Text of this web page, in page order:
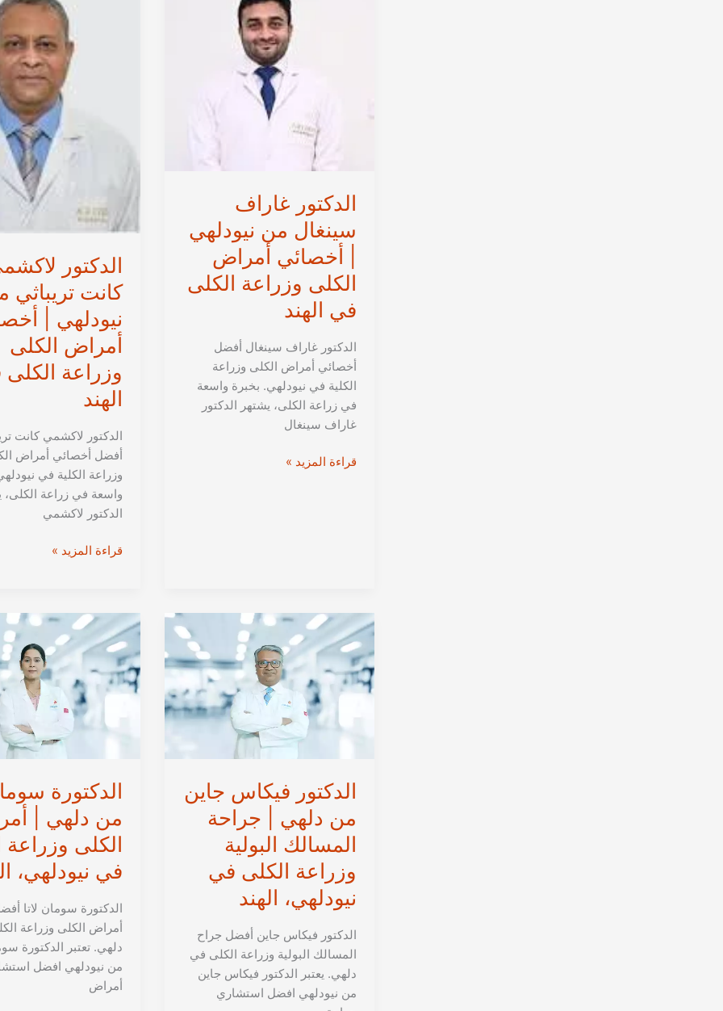
الدكتور غاراف
سينغال من نيودلهي
| أخصائي أمراض
الكلى وزراعة الكلى
في الهند
الدكتور غاراف سينغال أفضل
أخصائي أمراض الكلى وزراعة
الكلية في نيودلهي. بخبرة واسعة
في زراعة الكلى، يشتهر الدكتور
غاراف سينغال
الدكتور
الكلى
وزراعة
الكلى
في
الهند
قراءة المزيد »
الدكتور
كانت تريباثي
نيودلهي |
أمراض الكلى
وزراعة
الهند
الدكتور لاكشمي كانت
أفضل أخصائي أمراض
وزراعة الكلية في
واسعة في زراعة الكلى،
الدكتور لاكشمي
الدكتور
من
نيودلهي
|
أخصائي
الكلى
الكلى
في
الهند
قراءة المزيد »
الدكتور فيكاس جاين
من دلهي | جراحة
المسالك البولية
وزراعة الكلى في
نيودلهي، الهند
الدكتور فيكاس جاين أفضل جراح
المسالك البولية وزراعة الكلى في
دلهي. يعتبر الدكتور فيكاس جاين
من نيودلهي افضل استشاري
الدكتورة
من دلهي |
الكلى وزراعة
في نيودلهي،
الدكتورة سومان لاتا
أمراض الكلى وزراعة
دلهي. تعتبر الدكتورة
من نيودلهي افضل
أمراض